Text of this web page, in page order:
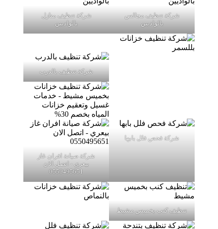
شركة تنظيف مجالس
بالواديين
شركة تنظيف منازل
بالواديين
شركة تنظيف بالدرب
شركة فحص فلل بابها
شركة صيانة افران غاز
بيعري - اتصل الان
0550495651
تنظيف كنب بخميس مشيط